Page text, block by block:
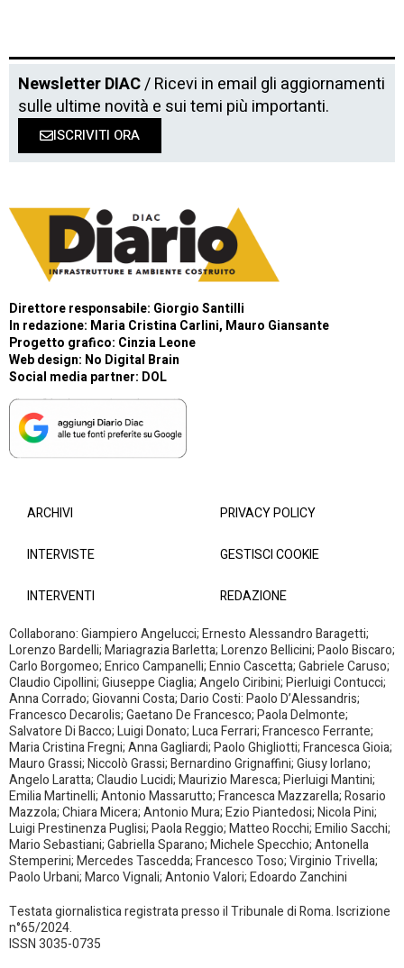
Newsletter DIAC/ Ricevi in email gli aggiornamenti
sulle ultime novità e sui temi più importanti.
ISCRIVITI ORA
Direttore responsabile: Giorgio Santilli
In redazione: Maria Cristina Carlini, Mauro Giansante
Progetto grafico: Cinzia Leone
Web design: No Digital Brain
Social media partner: DOL
ARCHIVI
INTERVISTE
INTERVENTI
PRIVACY POLICY
GESTISCI COOKIE
REDAZIONE
Collaborano: Giampiero Angelucci; Ernesto Alessandro Baragetti;
Lorenzo Bardelli; Mariagrazia Barletta; Lorenzo Bellicini; Paolo Biscaro;
Carlo Borgomeo; Enrico Campanelli; Ennio Cascetta; Gabriele Caruso;
Claudio Cipollini; Giuseppe Ciaglia; Angelo Ciribini; Pierluigi Contucci;
Anna Corrado; Giovanni Costa; Dario Costi: Paolo D’Alessandris;
Francesco Decarolis; Gaetano De Francesco; Paola Delmonte;
Salvatore Di Bacco; Luigi Donato; Luca Ferrari; Francesco Ferrante;
Maria Cristina Fregni; Anna Gagliardi; Paolo Ghigliotti; Francesca Gioia;
Mauro Grassi; Niccolò Grassi; Bernardino Grignaffini; Giusy Iorlano;
Angelo Laratta; Claudio Lucidi; Maurizio Maresca; Pierluigi Mantini;
Emilia Martinelli; Antonio Massarutto; Francesca Mazzarella; Rosario
Mazzola; Chiara Micera; Antonio Mura; Ezio Piantedosi; Nicola Pini;
Luigi Prestinenza Puglisi; Paola Reggio; Matteo Rocchi; Emilio Sacchi;
Mario Sebastiani; Gabriella Sparano; Michele Specchio; Antonella
Stemperini; Mercedes Tascedda; Francesco Toso; Virginio Trivella;
Paolo Urbani; Marco Vignali; Antonio Valori; Edoardo Zanchini
Testata giornalistica registrata presso il Tribunale di Roma. Iscrizione
n°65/2024.
ISSN 3035-0735